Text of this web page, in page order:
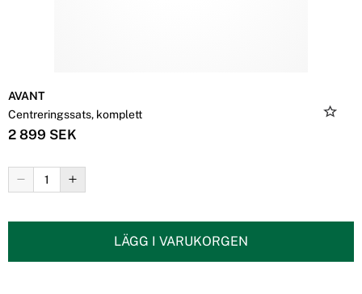
AVANT
Centreringssats, komplett
2 899 SEK
LÄGG I VARUKORGEN